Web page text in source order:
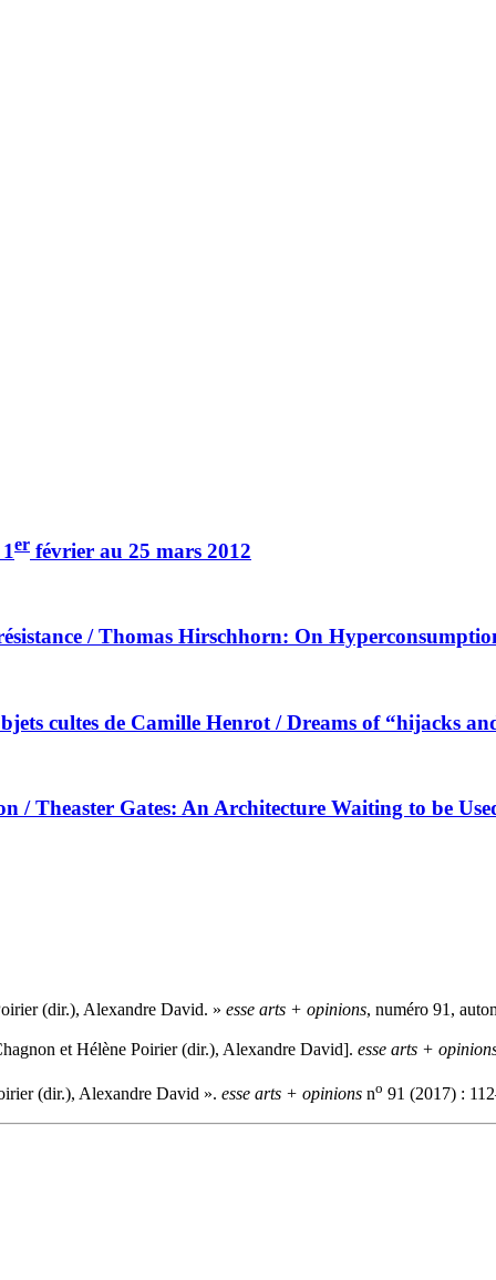
er février au 25 mars 2012
/ Thomas Hirschhorn: On
cultes de Camille Henrot / Dreams of “hijacks
/ Theaster Gates: An Architecture Waiting to be
(dir.), Alexandre David. » esse arts + opinions, numéro 91,
et Hélène Poirier (dir.), Alexandre David]. esse arts +
(dir.), Alexandre David ». esse arts + opinions no 91 (2017) :